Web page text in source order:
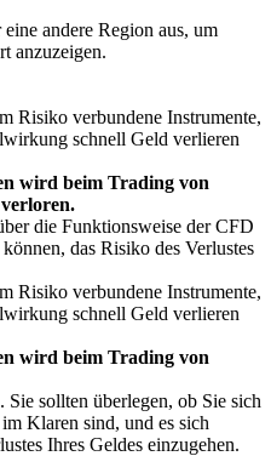
andere Region aus, um
anzuzeigen.
Risiko verbundene Instrumente,
schnell Geld verlieren
wird beim Trading von
die Funktionsweise der CFD
das Risiko des Verlustes
Risiko verbundene Instrumente,
schnell Geld verlieren
wird beim Trading von
sollten überlegen, ob Sie sich
Klaren sind, und es sich
Ihres Geldes einzugehen.